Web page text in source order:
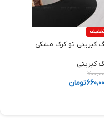
کبریتی تو کرک مشکی
کبریتی
تومان